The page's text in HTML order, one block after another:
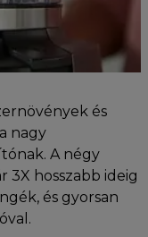
és
nagy
A négy
3X hosszabb ideig
és gyorsan